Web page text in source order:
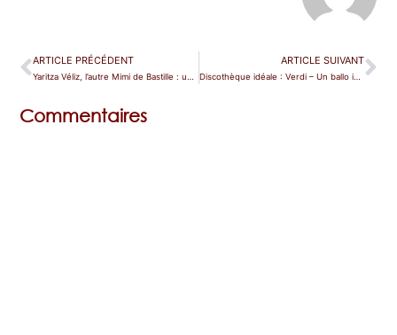
ARTICLE PRÉCÉDENT
Yaritza Véliz, l’autre Mimi de Bastille : un nom à suivre
ARTICLE SUIVANT
Discothèque idéale : Verdi – Un ballo in maschera (Solti, Decca – 1985)
Commentaires